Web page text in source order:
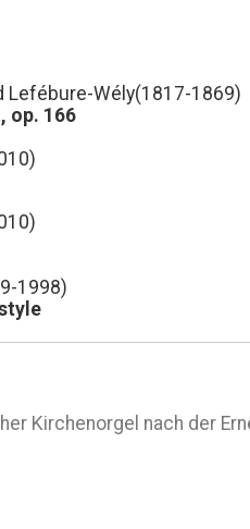
Lefébure-Wély(1817-1869)
op. 166
1998)
Kirchenorgel nach der